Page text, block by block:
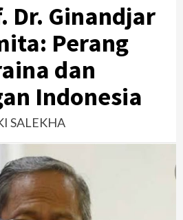
Dr. Ginandjar
Perang
dan
Indonesia
SALEKHA